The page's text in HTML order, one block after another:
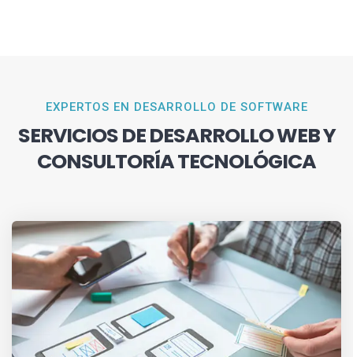
EXPERTOS EN DESARROLLO DE SOFTWARE
SERVICIOS DE DESARROLLO WEB Y
CONSULTORÍA TECNOLÓGICA